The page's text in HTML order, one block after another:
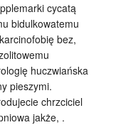
cycatą
bidulkowatemu
bez,
huczwiańska
pieszymi.
chrzciciel
jakże, .